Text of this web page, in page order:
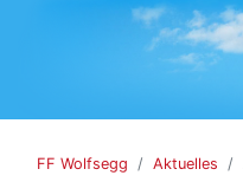
FF Wolfsegg Aktuelles